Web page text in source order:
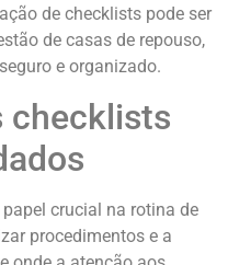
de checklists pode ser
de casas de repouso,
e organizado.
checklists
crucial na rotina de
procedimentos e a